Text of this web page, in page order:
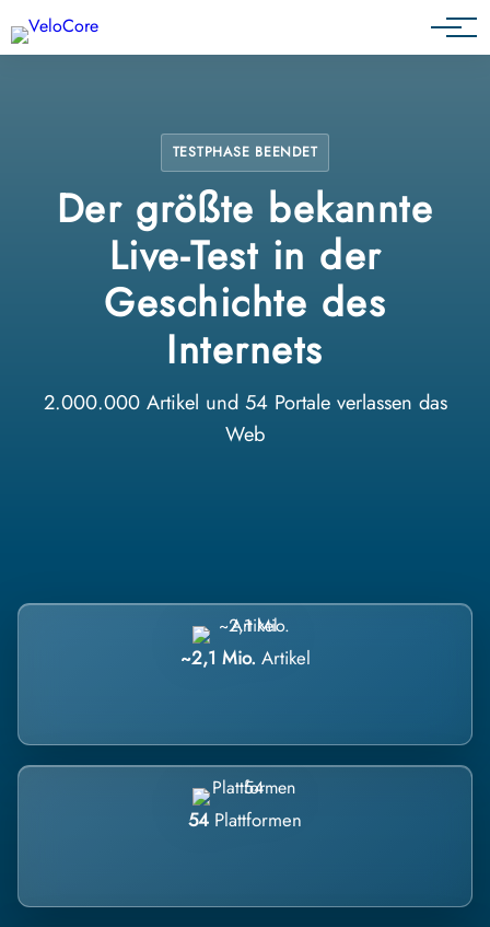
Partnerprogramm
TESTPHASE BEENDET
Der größte bekannte
Live-Test in der
Geschichte des
Internets
2.000.000 Artikel und 54 Portale verlassen das
Web
~2,1 Mio. Artikel
54 Plattformen